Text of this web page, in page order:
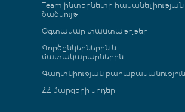
Team ինտերնետի հասանելիության
ծածկույթ
Օգտակար փաստաթղթեր
Գործընկերներին և
մատակարարներին
Գաղտնիության քաղաքականություն
ՀՀ մարզերի կոդեր